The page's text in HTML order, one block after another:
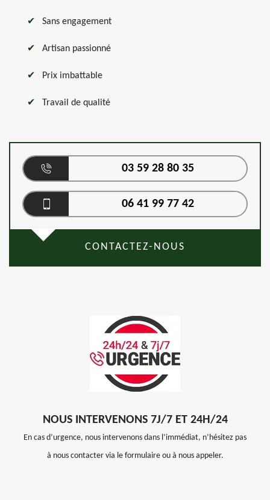
Sans engagement
Artisan passionné
Prix imbattable
Travail de qualité
03 59 28 80 35
06 41 99 77 42
CONTACTEZ-NOUS
NOUS INTERVENONS 7J/7 ET 24H/24
En cas d’urgence, nous intervenons dans l’immédiat, n’hésitez pas
à nous contacter via le formulaire ou à nous appeler.